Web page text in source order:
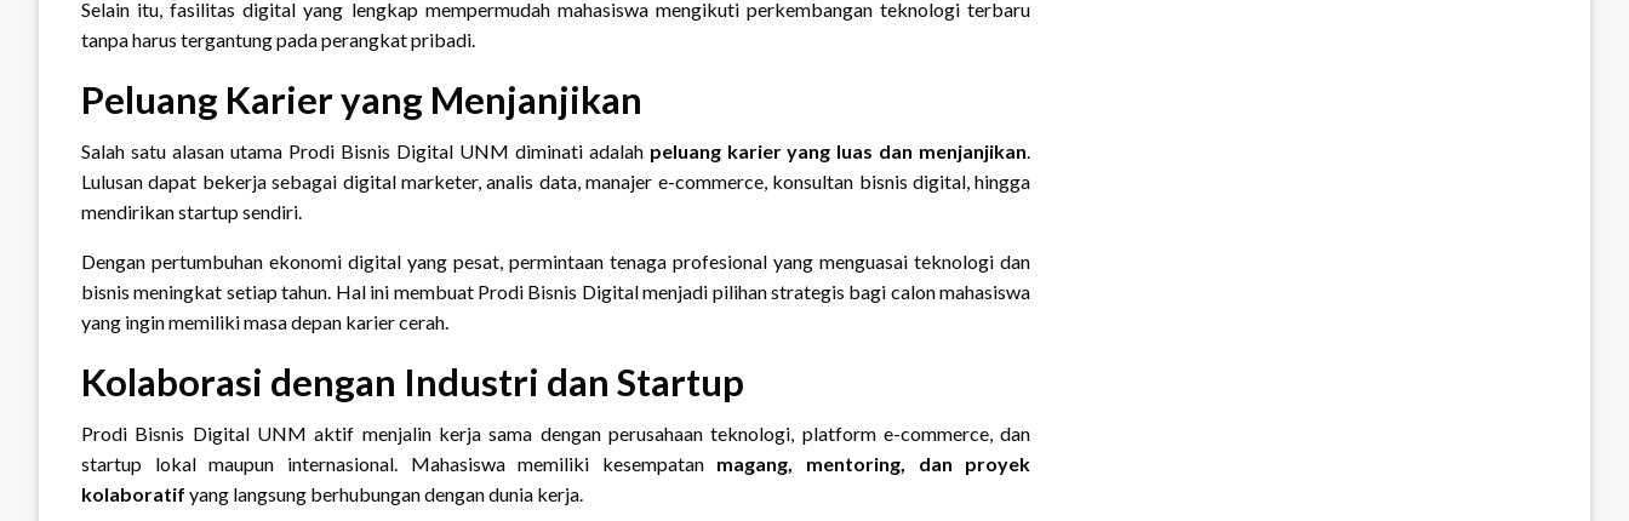
Selain itu, fasilitas digital yang lengkap mempermudah mahasiswa mengikuti perkembangan teknologi terbaru
tanpa harus tergantung pada perangkat pribadi.
Peluang Karier yang Menjanjikan
Salah satu alasan utama Prodi Bisnis Digital UNM diminati adalah peluang karier yang luas dan menjanjikan.
Lulusan dapat bekerja sebagai digital marketer, analis data, manajer e-commerce, konsultan bisnis digital, hingga
mendirikan startup sendiri.
Dengan pertumbuhan ekonomi digital yang pesat, permintaan tenaga profesional yang menguasai teknologi dan
bisnis meningkat setiap tahun. Hal ini membuat Prodi Bisnis Digital menjadi pilihan strategis bagi calon mahasiswa
yang ingin memiliki masa depan karier cerah.
Kolaborasi dengan Industri dan Startup
Prodi Bisnis Digital UNM aktif menjalin kerja sama dengan perusahaan teknologi, platform e-commerce, dan
startup lokal maupun internasional. Mahasiswa memiliki kesempatan magang, mentoring, dan proyek
kolaboratif yang langsung berhubungan dengan dunia kerja.